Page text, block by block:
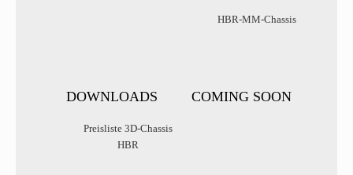
HBR-MM-Chassis
DOWNLOADS
Preisliste 3D-Chassis
HBR
COMING SOON